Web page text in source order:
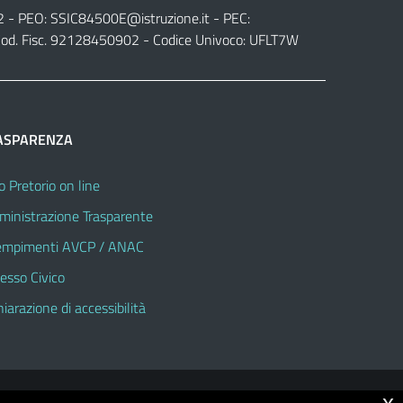
- PEO:SSIC84500E@istruzione.it- PEC:
Fisc. 92128450902 - Codice Univoco: UFLT7W
Pretorio on line
Trasparente
AVCP / ANAC
Civico
di accessibilità